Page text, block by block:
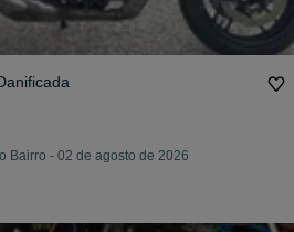
Bairro - 02 de agosto de 2026